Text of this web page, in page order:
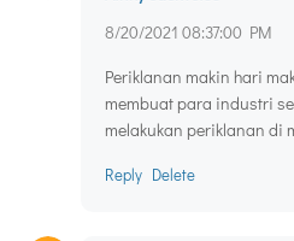
8/20/2021 08:37:00 PM
Periklanan makin hari
membuat para industri
melakukan periklanan di
Reply Delete